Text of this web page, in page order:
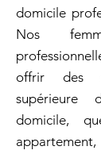
domicile
Nos
offrir des
domicile,